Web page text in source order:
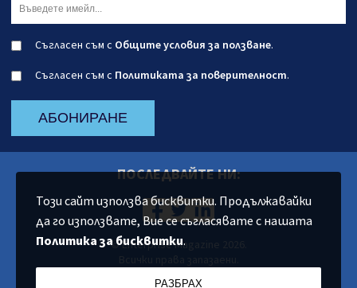
Съгласен съм с Общите условия за ползване.
Съгласен съм с Политиката за поверителност.
АБОНИРАНЕ
ПОСЛЕДВАЙТЕ НИ:
© Enterprise Magazine 2026.
Този сайт използва бисквитки. Продължавайки
да го използвате, Вие се съгласявате с нашата
Политика за бисквитки.
РАЗБРАХ